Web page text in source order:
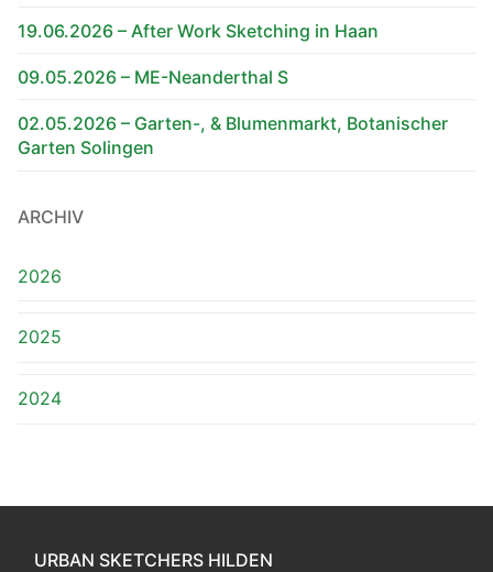
19.06.2026 – After Work Sketching in Haan
09.05.2026 – ME-Neanderthal S
02.05.2026 – Garten-, & Blumenmarkt, Botanischer
Garten Solingen
ARCHIV
2026
2025
2024
URBAN SKETCHERS HILDEN